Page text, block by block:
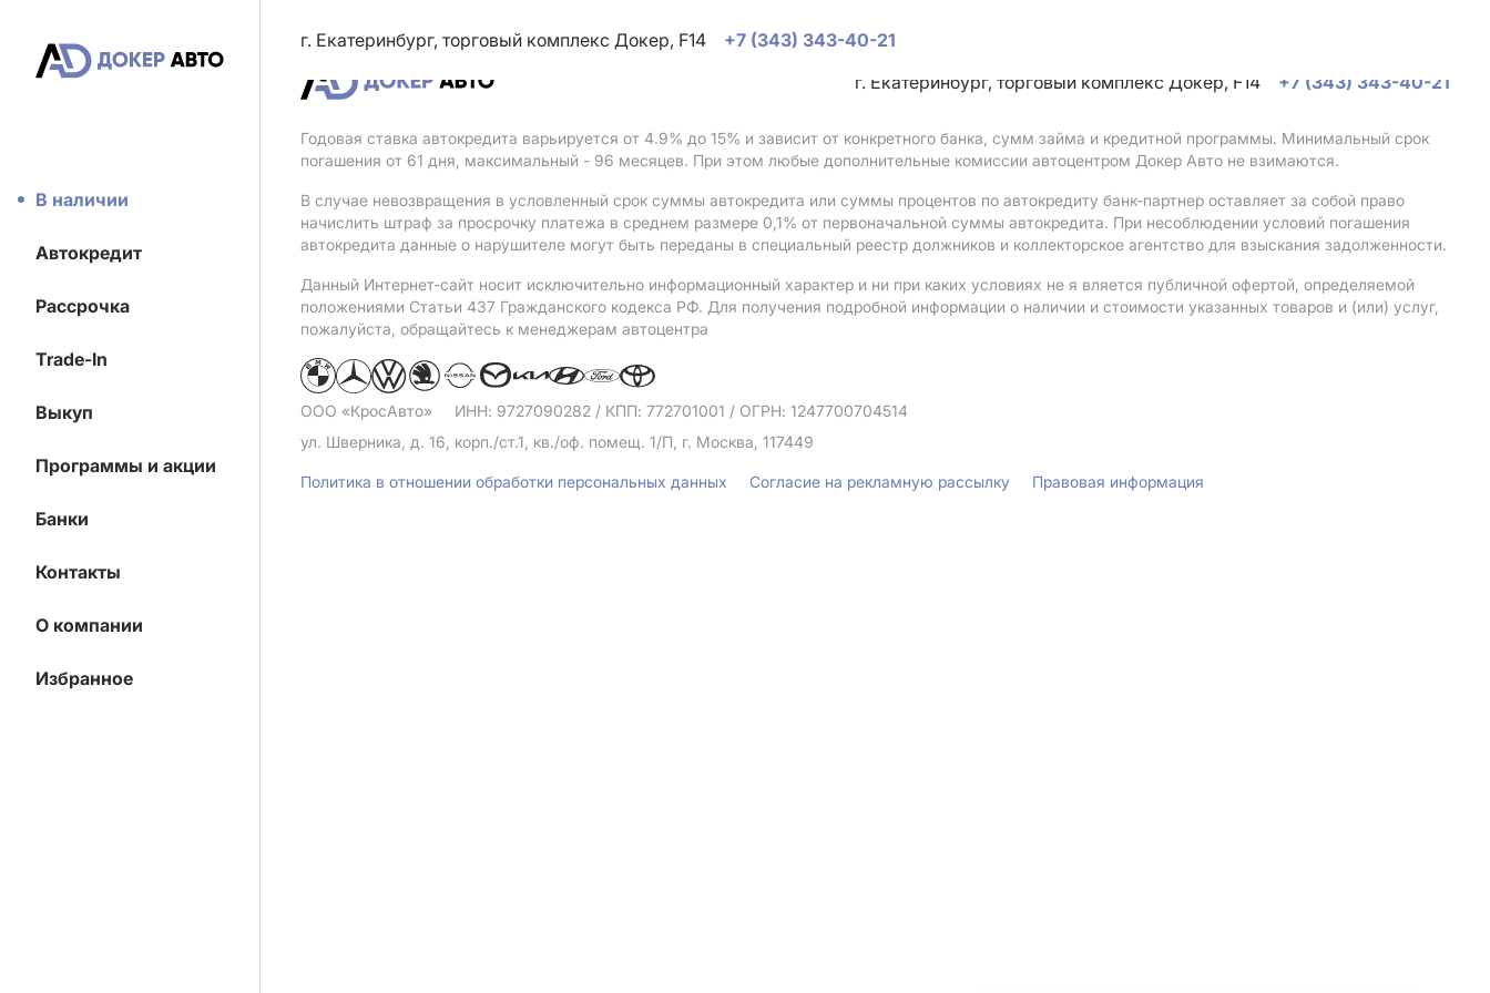
В наличии
Автокредит
Рассрочка
Trade-In
Выкуп
Программы и акции
Банки
Контакты
О компании
Избранное
г. Екатеринбург, торговый комплекс Докер, F14
+7 (343) 343-40-21
г. Екатеринбург, торговый комплекс Докер, F14
+7 (343) 343-40-21
Годовая ставка автокредита варьируется от 4.9% до 15% и зависит от конкретного банка, сумм займа и кредитной программы. Минимальный срок
погашения от 61 дня, максимальный - 96 месяцев. При этом любые дополнительные комиссии автоцентром Докер Авто не взимаются.
В случае невозвращения в условленный срок суммы автокредита или суммы процентов по автокредиту банк-партнер оставляет за собой право
начислить штраф за просрочку платежа в среднем размере 0,1% от первоначальной суммы автокредита. При несоблюдении условий погашения
автокредита данные о нарушителе могут быть переданы в специальный реестр должников и коллекторское агентство для взыскания задолженности.
Данный Интернет-сайт носит исключительно информационный характер и ни при каких условиях не я вляется публичной офертой, определяемой
положениями Статьи 437 Гражданского кодекса РФ. Для получения подробной информации о наличии и стоимости указанных товаров и (или) услуг,
пожалуйста, обращайтесь к менеджерам автоцентра
ООО «КросАвто» ИНН: 9727090282 / КПП: 772701001 / ОГРН: 1247700704514
ул. Шверника, д. 16, корп./ст.1, кв./оф. помещ. 1/П, г. Москва, 117449
Политика в отношении обработки персональных данных Согласие на рекламную рассылку Правовая информация